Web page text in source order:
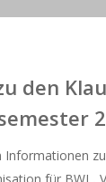
den
Informationen